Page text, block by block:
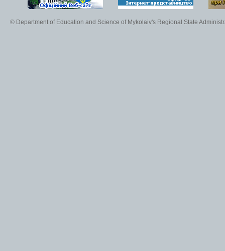
© Department of Education and Science of Mykolaiv's Regional State